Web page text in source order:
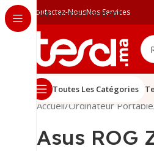
Skip to main content
Contactez-NousNos Services
Toutes Les Catégories
Accueil/Ordinateur Portable
Asus ROG